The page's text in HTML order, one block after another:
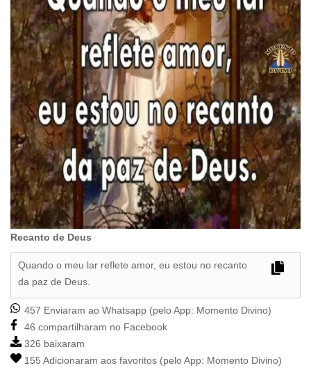
Recanto de Deus
Quando o meu lar reflete amor, eu estou no recanto
da paz de Deus.
457 Enviaram ao Whatsapp (pelo App: Momento Divino)
46 compartilharam no Facebook
326 baixaram
155 Adicionaram aos favoritos (pelo App: Momento Divino)